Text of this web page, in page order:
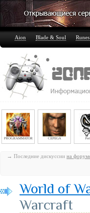
Aion Blade & Soul
PROGRAMMATOR CEPEGA
→ Последние дискуссии на
World of
Warcraft